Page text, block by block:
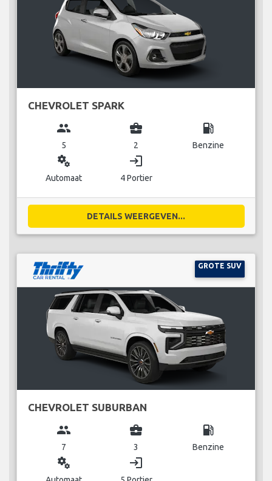
CHEVROLET SPARK
group
5
business_center
2
local_gas_station
Benzine
miscellaneous_services
Automaat
login
4 Portier
DETAILS WEERGEVEN...
GROTE SUV
CHEVROLET SUBURBAN
group
7
business_center
3
local_gas_station
Benzine
miscellaneous_services login